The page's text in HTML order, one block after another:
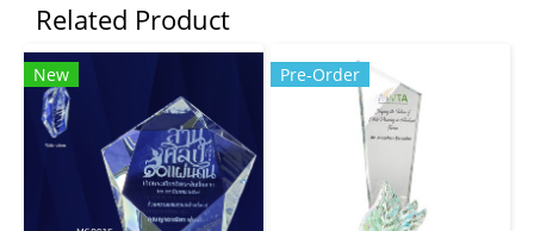
Related Product
New Pre-Order